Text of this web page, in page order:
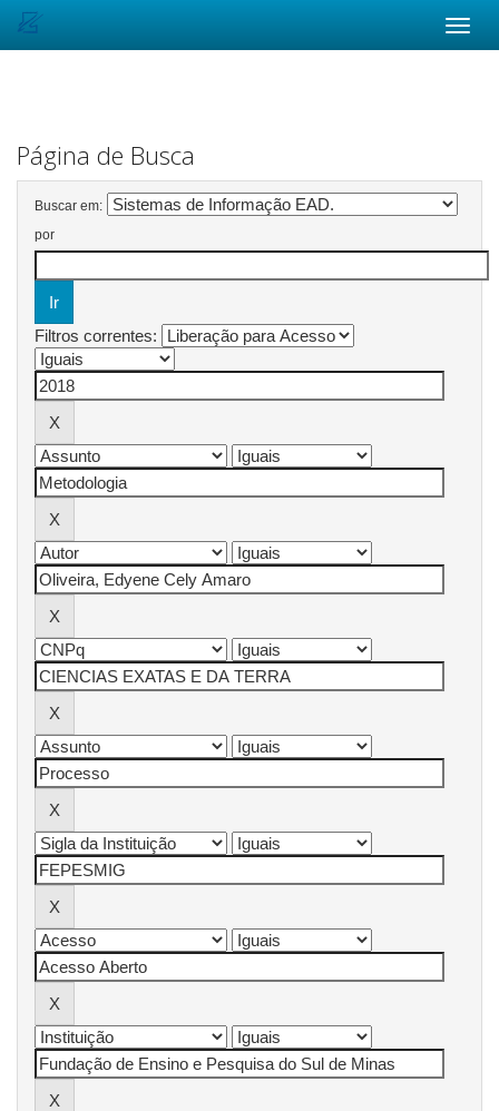
Página de Busca
Buscar em:
por
Filtros correntes: